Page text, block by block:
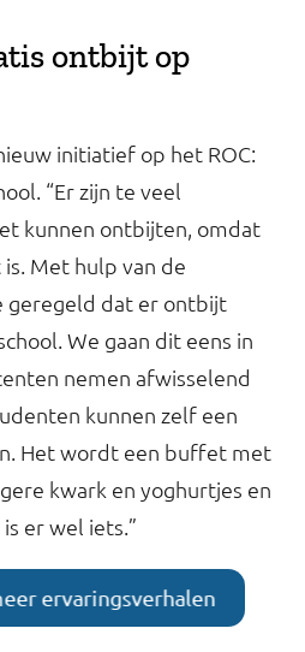
ontbijt op
initiatief op het ROC:
“Er zijn te veel
kunnen ontbijten, omdat
Met hulp van de
geregeld dat er ontbijt
We gaan dit eens in
nemen afwisselend
kunnen zelf een
Het wordt een buffet met
kwark en yoghurtjes en
er wel iets.”
ervaringsverhalen